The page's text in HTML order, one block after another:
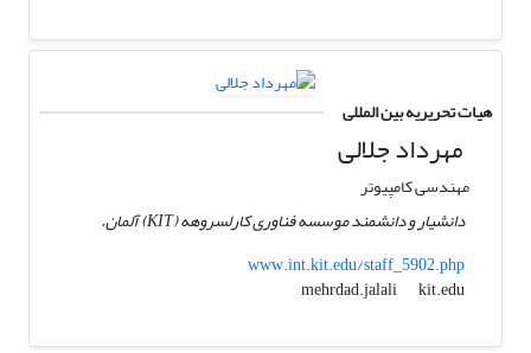
هیات تحریریه بین المللی
مهرداد جلالی
مهندسی کامپیوتر
دانشیار و دانشمند موسسه فناوری کارلسروهه (KIT) آلمان.
www.int.kit.edu/staff_5902.php
mehrdad.jalali
kit.edu